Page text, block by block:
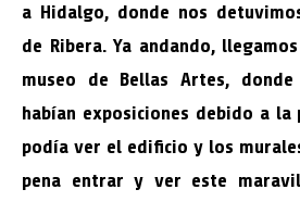
a Hidalgo, donde nos
de Ribera. Ya andando,
museo de Bellas Artes,
habían exposiciones debido a la
podía ver el edificio y los
pena entrar y ver este